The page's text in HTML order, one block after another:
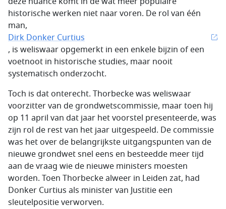
historische werken niet naar voren. De rol van één
man,
Dirk Donker Curtius
, is weliswaar opgemerkt in een enkele bijzin of een
voetnoot in historische studies, maar nooit
systematisch onderzocht.
Toch is dat onterecht. Thorbecke was weliswaar
voorzitter van de grondwetscommissie, maar toen hij
op 11 april van dat jaar het voorstel presenteerde, was
zijn rol de rest van het jaar uitgespeeld. De commissie
was het over de belangrijkste uitgangspunten van de
nieuwe grondwet snel eens en besteedde meer tijd
aan de vraag wie de nieuwe ministers moesten
worden. Toen Thorbecke alweer in Leiden zat, had
Donker Curtius als minister van Justitie een
sleutelpositie verworven.